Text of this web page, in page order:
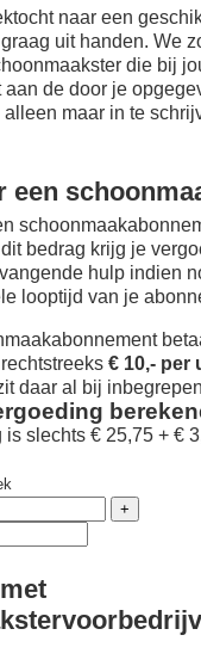
naar een
uit handen. We
die bij
de door je
maar in te
een
dit bedrag krijg je
hulp indien
looptijd van je
€ 10,- per
daar al bij
slechts € 25,75 + €